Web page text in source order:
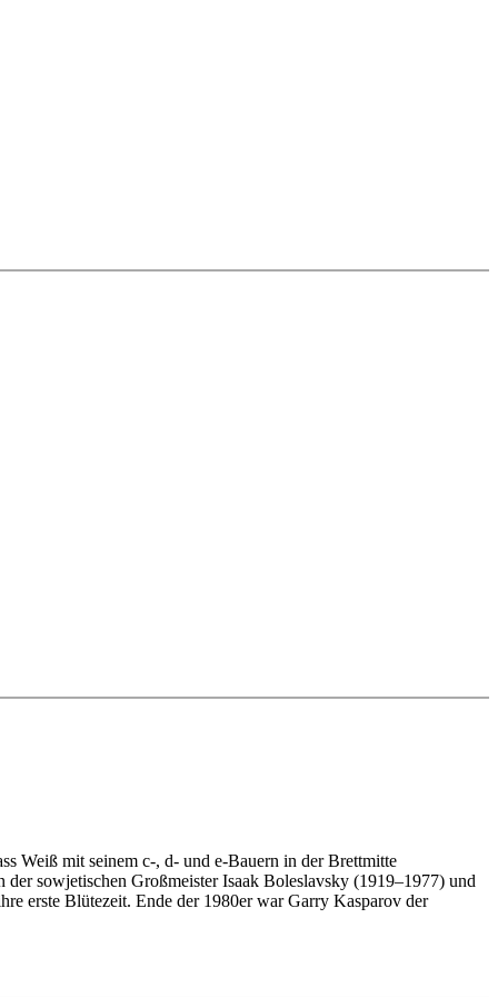
(Ausgangsstellung – Endstellung) üben
Weiß mit seinem c-, d- und e-Bauern in der Brettmitte
sowjetischen Großmeister Isaak Boleslavsky (1919–1977) und
erste Blütezeit. Ende der 1980er war Garry Kasparov der